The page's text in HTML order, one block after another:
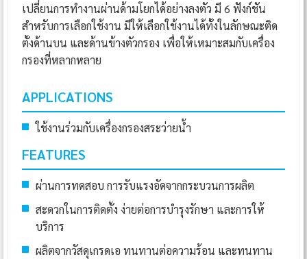
เปลี่ยนการทำงานผ่านด้ามโยกได้อย่างลงตัว มี 6 ฟังก์ชัน
สำหรับการเลือกใช้งาน มีให้เลือกใช้งานได้ทั้งในลักษณะติด
ตั้งด้านบน และด้านข้างตัวกรอง เพื่อให้เหมาะสมกับเครื่อง
กรองที่หลากหลาย
APPLICATIONS
ใช้งานร่วมกับเครื่องกรองสระว่ายน้ำ
FEATURES
ผ่านการทดสอบ การรับแรงอัดจากกระบวนการผลิต
สะดวกในการติดตั้ง ง่ายต่อการบำรุงรักษา และการให้
บริการ
ผลิตจากวัสดุเกรดเอ ทนทานต่อความร้อน และทนทาน